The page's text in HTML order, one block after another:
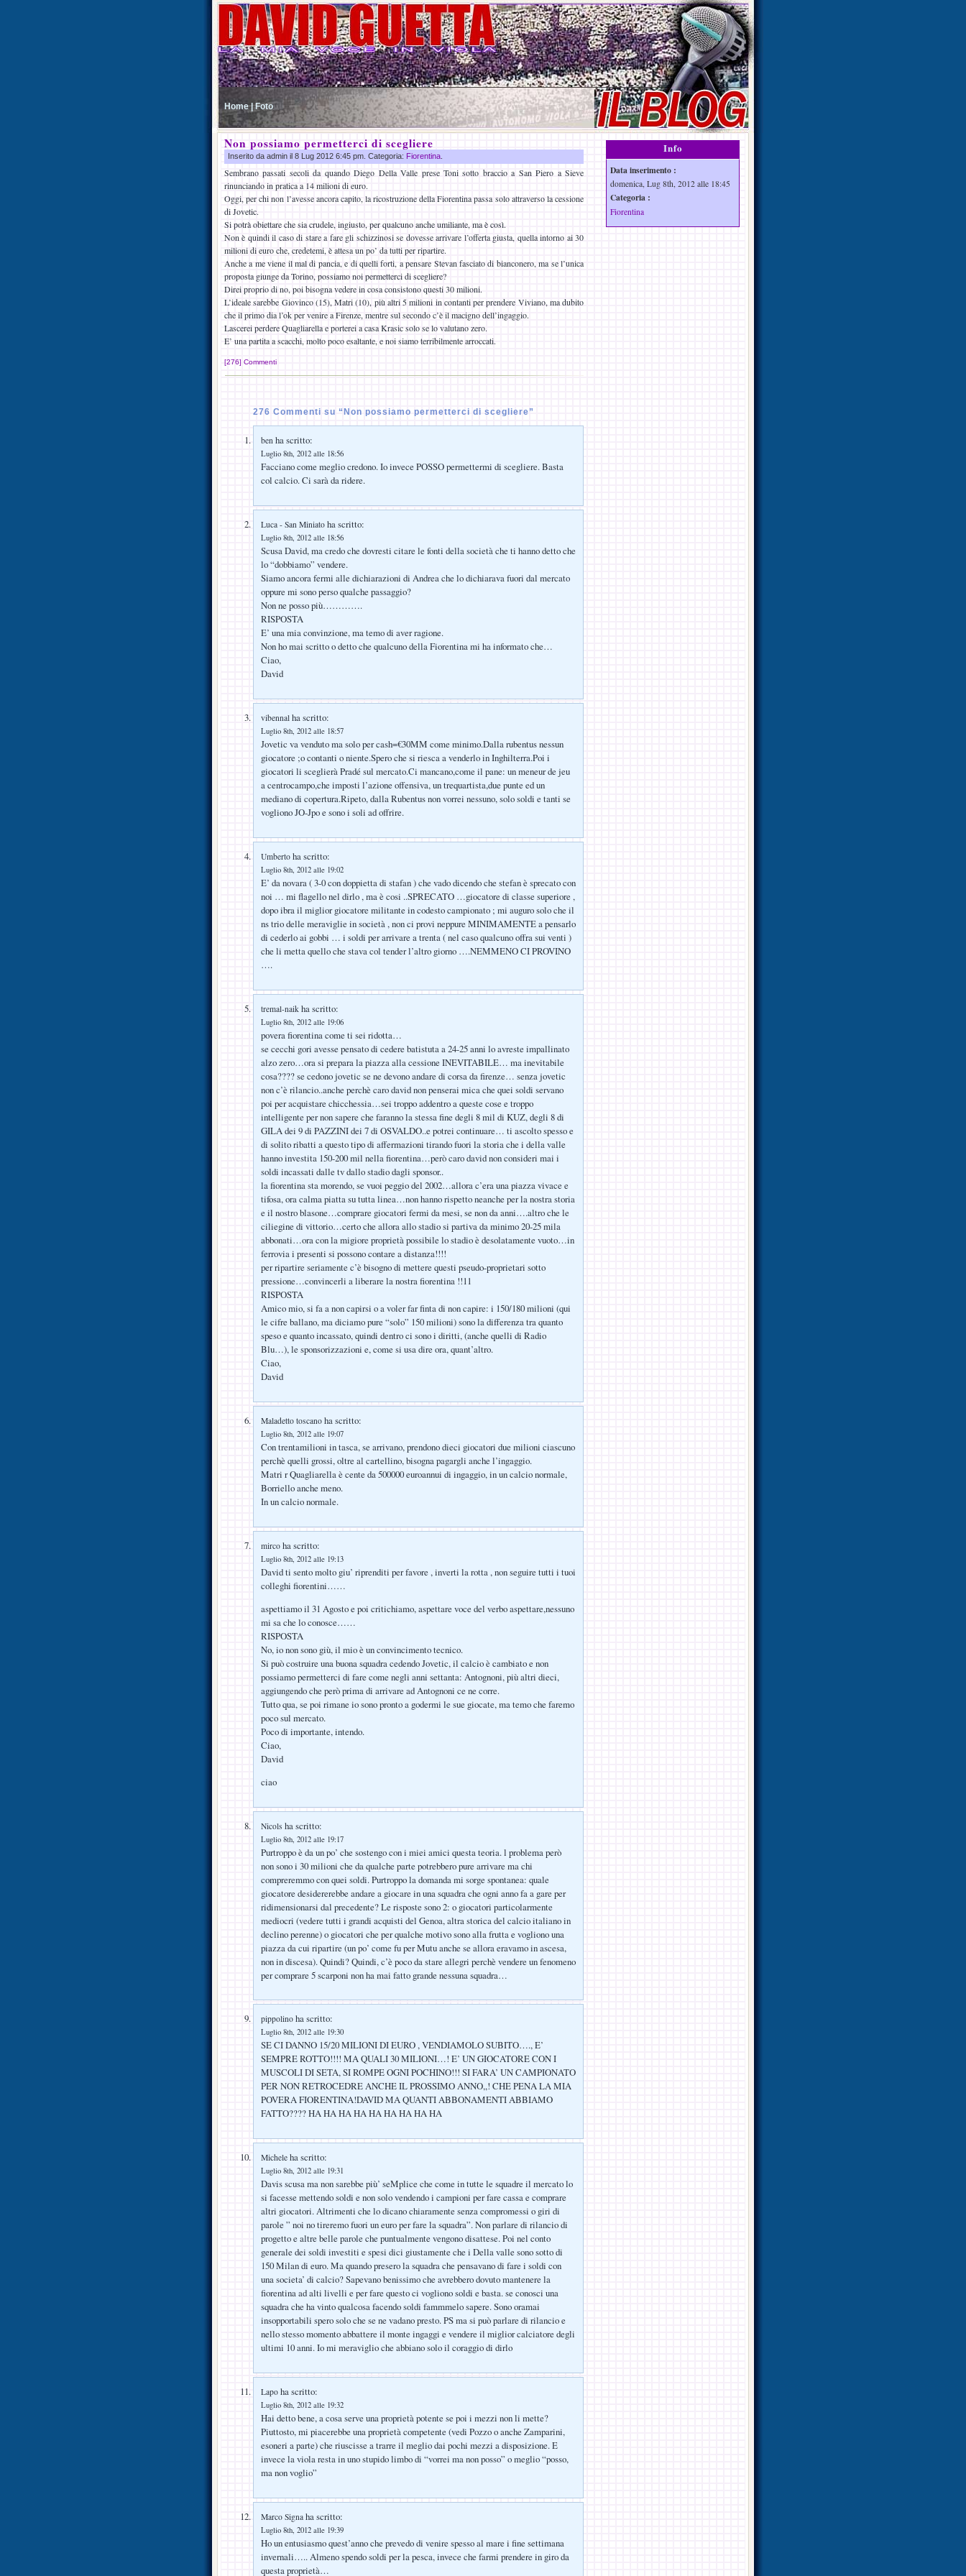
Home | Foto
Non possiamo permetterci di scegliere
Inserito da admin il 8 Lug 2012 6:45 pm. Categoria: Fiorentina
Sembrano passati secoli da quando Diego Della Valle prese Toni sotto braccio a San Piero a Sieve
rinunciando in pratica a 14 milioni di euro.
Oggi, per chi non l’avesse ancora capito, la ricostruzione della Fiorentina passa solo attraverso la cessione
di Jovetic.
Si potrà obiettare che sia crudele, ingiusto, per qualcuno anche umiliante, ma è così.
Non è quindi il caso di stare a fare gli schizzinosi se dovesse arrivare l’offerta giusta, quella intorno ai 30
milioni di euro che, credetemi, è attesa un po’ da tutti per ripartire.
Anche a me viene il mal di pancia, e di quelli forti, a pensare Stevan fasciato di bianconero, ma se l’unica
proposta giunge da Torino, possiamo noi permetterci di scegliere?
Direi proprio di no, poi bisogna vedere in cosa consistono questi 30 milioni.
L’ideale sarebbe Giovinco (15), Matri (10), più altri 5 milioni in contanti per prendere Viviano, ma dubito
che il primo dia l’ok per venire a Firenze, mentre sul secondo c’è il macigno dell’ingaggio.
Lascerei perdere Quagliarella e porterei a casa Krasic solo se lo valutano zero.
E’ una partita a scacchi, molto poco esaltante, e noi siamo terribilmente arroccati.
[276] Commenti
276 Commenti su “Non possiamo permetterci di scegliere”
ben ha scritto:
Luglio 8th, 2012 alle 18:56
Facciano come meglio credono. Io invece POSSO permettermi di scegliere. Basta
col calcio. Ci sarà da ridere.
Luca - San Miniato ha scritto:
Luglio 8th, 2012 alle 18:56
Scusa David, ma credo che dovresti citare le fonti della società che ti hanno detto che
lo “dobbiamo” vendere.
Siamo ancora fermi alle dichiarazioni di Andrea che lo dichiarava fuori dal mercato
oppure mi sono perso qualche passaggio?
Non ne posso più………….
RISPOSTA
E’ una mia convinzione, ma temo di aver ragione.
Non ho mai scritto o detto che qualcuno della Fiorentina mi ha informato che…
Ciao,
David
vibennal ha scritto:
Luglio 8th, 2012 alle 18:57
Jovetic va venduto ma solo per cash=€30MM come minimo.Dalla rubentus nessun
giocatore ;o contanti o niente.Spero che si riesca a venderlo in Inghilterra.Poi i
giocatori li sceglierà Pradé sul mercato.Ci mancano,come il pane: un meneur de jeu
a centrocampo,che imposti l’azione offensiva, un trequartista,due punte ed un
mediano di copertura.Ripeto, dalla Rubentus non vorrei nessuno, solo soldi e tanti se
vogliono JO-Jpo e sono i soli ad offrire.
Umberto ha scritto:
Luglio 8th, 2012 alle 19:02
E’ da novara ( 3-0 con doppietta di stafan ) che vado dicendo che stefan è sprecato con
noi … mi flagello nel dirlo , ma è cosi ..SPRECATO …giocatore di classe superiore ,
dopo ibra il miglior giocatore militante in codesto campionato ; mi auguro solo che il
ns trio delle meraviglie in società , non ci provi neppure MINIMAMENTE a pensarlo
di cederlo ai gobbi … i soldi per arrivare a trenta ( nel caso qualcuno offra sui venti )
che li metta quello che stava col tender l’altro giorno ….NEMMENO CI PROVINO
….
tremal-naik ha scritto:
Luglio 8th, 2012 alle 19:06
povera fiorentina come ti sei ridotta…
se cecchi gori avesse pensato di cedere batistuta a 24-25 anni lo avreste impallinato
alzo zero…ora si prepara la piazza alla cessione INEVITABILE… ma inevitabile
cosa???? se cedono jovetic se ne devono andare di corsa da firenze… senza jovetic
non c’è rilancio..anche perchè caro david non penserai mica che quei soldi servano
poi per acquistare chicchessia…sei troppo addentro a queste cose e troppo
intelligente per non sapere che faranno la stessa fine degli 8 mil di KUZ, degli 8 di
GILA dei 9 di PAZZINI dei 7 di OSVALDO..e potrei continuare… ti ascolto spesso e
di solito ribatti a questo tipo di affermazioni tirando fuori la storia che i della valle
hanno investita 150-200 mil nella fiorentina…però caro david non consideri mai i
soldi incassati dalle tv dallo stadio dagli sponsor..
la fiorentina sta morendo, se vuoi peggio del 2002…allora c’era una piazza vivace e
tifosa, ora calma piatta su tutta linea…non hanno rispetto neanche per la nostra storia
e il nostro blasone…comprare giocatori fermi da mesi, se non da anni….altro che le
ciliegine di vittorio…certo che allora allo stadio si partiva da minimo 20-25 mila
abbonati…ora con la migiore proprietà possibile lo stadio è desolatamente vuoto…in
ferrovia i presenti si possono contare a distanza!!!!
per ripartire seriamente c’è bisogno di mettere questi pseudo-proprietari sotto
pressione…convincerli a liberare la nostra fiorentina !!11
RISPOSTA
Amico mio, si fa a non capirsi o a voler far finta di non capire: i 150/180 milioni (qui
le cifre ballano, ma diciamo pure “solo” 150 milioni) sono la differenza tra quanto
speso e quanto incassato, quindi dentro ci sono i diritti, (anche quelli di Radio
Blu…), le sponsorizzazioni e, come si usa dire ora, quant’altro.
Ciao,
David
Maladetto toscano ha scritto:
Luglio 8th, 2012 alle 19:07
Con trentamilioni in tasca, se arrivano, prendono dieci giocatori due milioni ciascuno
perchè quelli grossi, oltre al cartellino, bisogna pagargli anche l’ingaggio.
Matri r Quagliarella è cente da 500000 euroannui di ingaggio, in un calcio normale,
Borriello anche meno.
In un calcio normale.
mirco ha scritto:
Luglio 8th, 2012 alle 19:13
David ti sento molto giu’ riprenditi per favore , inverti la rotta , non seguire tutti i tuoi
colleghi fiorentini……
aspettiamo il 31 Agosto e poi critichiamo, aspettare voce del verbo aspettare,nessuno
mi sa che lo conosce……
RISPOSTA
No, io non sono giù, il mio è un convincimento tecnico.
Si può costruire una buona squadra cedendo Jovetic, il calcio è cambiato e non
possiamo permetterci di fare come negli anni settanta: Antognoni, più altri dieci,
aggiungendo che però prima di arrivare ad Antognoni ce ne corre.
Tutto qua, se poi rimane io sono pronto a godermi le sue giocate, ma temo che faremo
poco sul mercato.
Poco di importante, intendo.
Ciao,
David
ciao
Nicols ha scritto:
Luglio 8th, 2012 alle 19:17
Purtroppo è da un po’ che sostengo con i miei amici questa teoria. l problema però
non sono i 30 milioni che da qualche parte potrebbero pure arrivare ma chi
compreremmo con quei soldi. Purtroppo la domanda mi sorge spontanea: quale
giocatore desidererebbe andare a giocare in una squadra che ogni anno fa a gare per
ridimensionarsi dal precedente? Le risposte sono 2: o giocatori particolarmente
mediocri (vedere tutti i grandi acquisti del Genoa, altra storica del calcio italiano in
declino perenne) o giocatori che per qualche motivo sono alla frutta e vogliono una
piazza da cui ripartire (un po’ come fu per Mutu anche se allora eravamo in ascesa,
non in discesa). Quindi? Quindi, c’è poco da stare allegri perchè vendere un fenomeno
per comprare 5 scarponi non ha mai fatto grande nessuna squadra…
pippolino ha scritto:
Luglio 8th, 2012 alle 19:30
SE CI DANNO 15/20 MILIONI DI EURO , VENDIAMOLO SUBITO…., E’
SEMPRE ROTTO!!!! MA QUALI 30 MILIONI…! E’ UN GIOCATORE CON I
MUSCOLI DI SETA, SI ROMPE OGNI POCHINO!!! SI FARA’ UN CAMPIONATO
PER NON RETROCEDRE ANCHE IL PROSSIMO ANNO,,! CHE PENA LA MIA
POVERA FIORENTINA!DAVID MA QUANTI ABBONAMENTI ABBIAMO
FATTO???? HA HA HA HA HA HA HA HA HA
Michele ha scritto:
Luglio 8th, 2012 alle 19:31
Davis scusa ma non sarebbe più’ seMplice che come in tutte le squadre il mercato lo
si facesse mettendo soldi e non solo vendendo i campioni per fare cassa e comprare
altri giocatori. Altrimenti che lo dicano chiaramente senza compromessi o giri di
parole ” noi no tireremo fuori un euro per fare la squadra”. Non parlare di rilancio di
progetto e altre belle parole che puntualmente vengono disattese. Poi nel conto
generale dei soldi investiti e spesi dici giustamente che i Della valle sono sotto di
150 Milan di euro. Ma quando presero la squadra che pensavano di fare i soldi con
una societa’ di calcio? Sapevano benissimo che avrebbero dovuto mantenere la
fiorentina ad alti livelli e per fare questo ci vogliono soldi e basta. se conosci una
squadra che ha vinto qualcosa facendo soldi fammmelo sapere. Sono oramai
insopportabili spero solo che se ne vadano presto. PS ma si può parlare di rilancio e
nello stesso momento abbattere il monte ingaggi e vendere il miglior calciatore degli
ultimi 10 anni. Io mi meraviglio che abbiano solo il coraggio di dirlo
Lapo ha scritto:
Luglio 8th, 2012 alle 19:32
Hai detto bene, a cosa serve una proprietà potente se poi i mezzi non li mette?
Piuttosto, mi piacerebbe una proprietà competente (vedi Pozzo o anche Zamparini,
esoneri a parte) che riuscisse a trarre il meglio dai pochi mezzi a disposizione. E
invece la viola resta in uno stupido limbo di “vorrei ma non posso” o meglio “posso,
ma non voglio”
Marco Signa ha scritto:
Luglio 8th, 2012 alle 19:39
Ho un entusiasmo quest’anno che prevedo di venire spesso al mare i fine settimana
invernali….. Almeno spendo soldi per la pesca, invece che farmi prendere in giro da
questa proprietà…
Info
Data inserimento :
domenica, Lug 8th, 2012 alle 18:45
Categoria :
Fiorentina